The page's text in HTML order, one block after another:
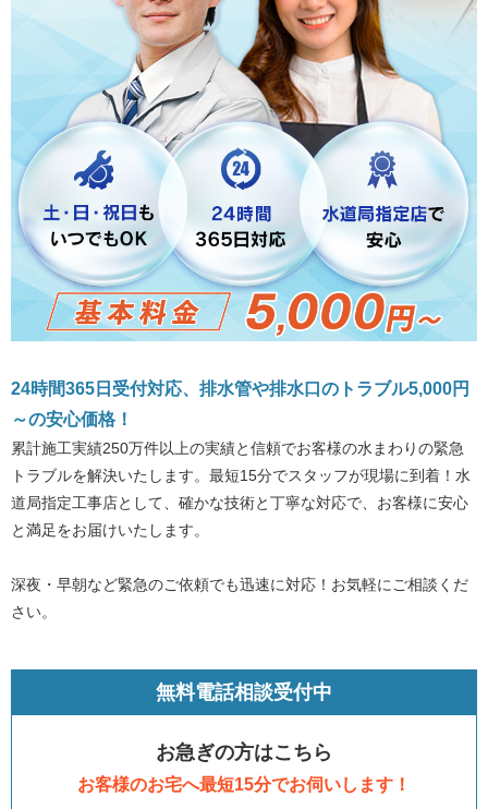
24時間365日受付対応、排水管や排水口のトラブル5,000円
～の安心価格！
累計施工実績250万件以上の実績と信頼でお客様の水まわりの緊急
トラブルを解決いたします。最短15分でスタッフが現場に到着！水
道局指定工事店として、確かな技術と丁寧な対応で、お客様に安心
と満足をお届けいたします。
深夜・早朝など緊急のご依頼でも迅速に対応！お気軽にご相談くだ
さい。
無料電話相談受付中
お急ぎの方はこちら
お客様のお宅へ最短15分でお伺いします！